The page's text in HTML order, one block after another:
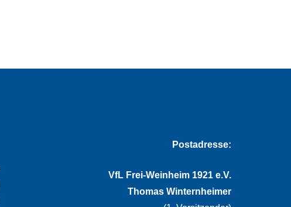
Postadresse:
VfL Frei-Weinheim 1921 e.V.
Thomas Winternheimer